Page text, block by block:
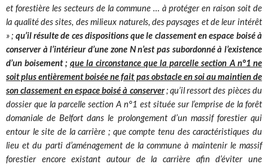
et forestière les secteurs de la commune … à protéger en raison soit de
la qualité des sites, des milieux naturels, des paysages et de leur intérêt
» ; qu’il résulte de ces dispositions que le classement en espace boisé à
conserver à l’intérieur d’une zone N n’est pas subordonné à l’existence
d’un boisement ; que la circonstance que la parcelle section A n°1 ne
soit plus entièrement boisée ne fait pas obstacle en soi au maintien de
son classement en espace boisé à conserver; qu’il ressort des pièces du
dossier que la parcelle section A n°1 est située sur l’emprise de la forêt
domaniale de Belfort dans le prolongement d’un massif forestier qui
entour le site de la carrière ; que compte tenu des caractéristiques du
lieu et du parti d’aménagement de la commune à maintenir le massif
forestier encore existant autour de la carrière afin d’éviter une